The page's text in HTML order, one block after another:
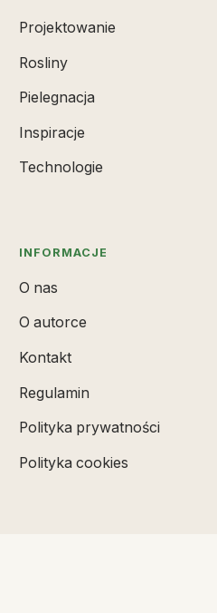
Projektowanie
Rosliny
Pielegnacja
Inspiracje
Technologie
INFORMACJE
O nas
O autorce
Kontakt
Regulamin
Polityka prywatności
Polityka cookies